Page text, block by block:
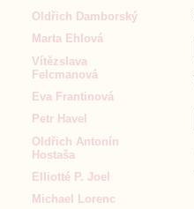
Oldřich Damborský
Marta Ehlová
Vítězslava
Felcmanová
Eva Frantinová
Petr Havel
Oldřich Antonín
Hostaša
Elliotté P. Joel
Michael Lorenc